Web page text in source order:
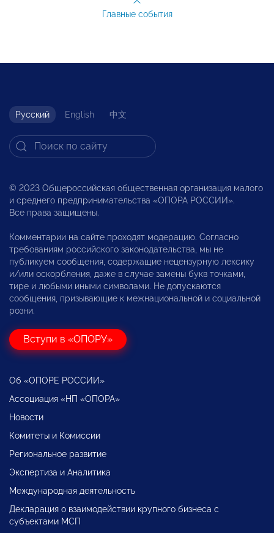
Главные события
Русский English 中文
© 2023 Общероссийская общественная организация малого
и среднего предпринимательства «ОПОРА РОССИИ».
Все права защищены.
Комментарии на сайте проходят модерацию. Согласно
требованиям российского законодательства, мы не
публикуем сообщения, содержащие нецензурную лексику
и/или оскорбления, даже в случае замены букв точками,
тире и любыми иными символами. Не допускаются
сообщения, призывающие к межнациональной и социальной
розни.
Вступи в «ОПОРУ»
Об «ОПОРЕ РОССИИ»
Ассоциация «НП «ОПОРА»
Новости
Комитеты и Комиссии
Региональное развитие
Экспертиза и Аналитика
Международная деятельность
Декларация о взаимодействии крупного бизнеса с
субъектами МСП